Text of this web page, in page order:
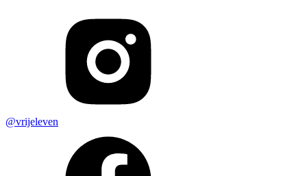
@vrijeleven